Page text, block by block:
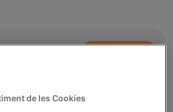
Com anar-hi
4 (08758) Cervelló
de les Cookies